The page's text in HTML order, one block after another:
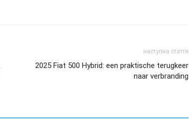
наступна стаття
2025 Fiat 500 Hybrid: een praktische terugkeer
naar verbranding